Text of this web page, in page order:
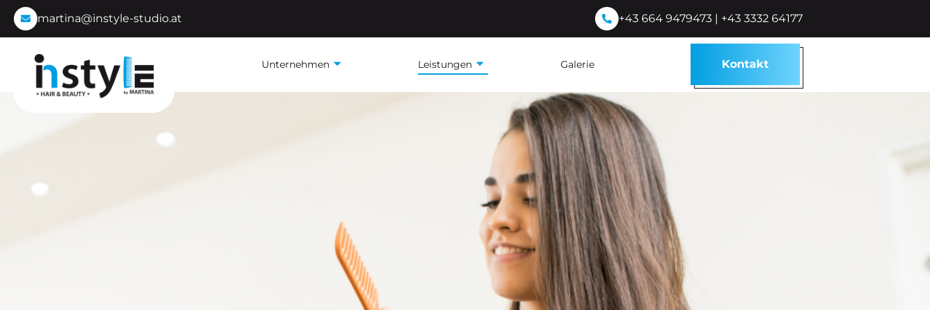
martina@instyle-studio.at +43 664 9479473 | +43 3332 64177
Unternehmen Leistungen Galerie Kontakt